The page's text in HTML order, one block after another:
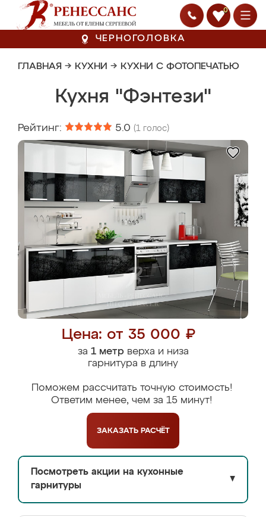
0
ЧЕРНОГОЛОВКА
ГЛАВНАЯ → КУХНИ → КУХНИ С ФОТОПЕЧАТЬЮ
Кухня "Фэнтези"
Рейтинг: 5.0 (1 голос)
Цена: от 35 000 ₽
за 1 метрверха и низа
гарнитура в длину
Поможем рассчитать точную стоимость!
Ответим менее, чем за 15 минут!
ЗАКАЗАТЬ РАСЧЁТ
Посмотреть акции на кухонные
гарнитуры
▼